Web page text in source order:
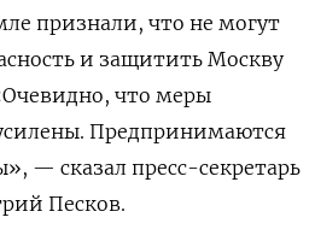
признали, что не могут
и защитить Москву
что меры
Предпринимаются
— сказал пресс-секретарь
Песков.